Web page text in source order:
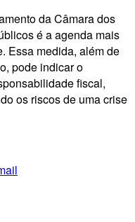
da Câmara dos
é a agenda mais
Essa medida, além de
pode indicar o
fiscal,
os riscos de uma crise